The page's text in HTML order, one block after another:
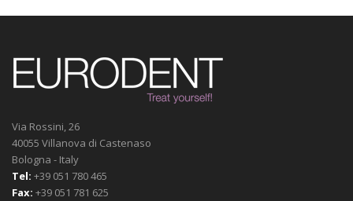
Via Rossini, 26
40055 Villanova di Castenaso
Bologna - Italy
Tel: +39 051 780 465
Fax: +39 051 781 625